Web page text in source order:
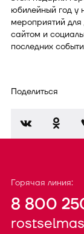
юбилейный год у
мероприятий
сайтом и
последних
Поделиться
Горячая линия:
8 800